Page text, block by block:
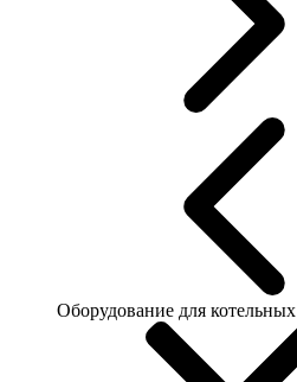
Оборудование для котельных